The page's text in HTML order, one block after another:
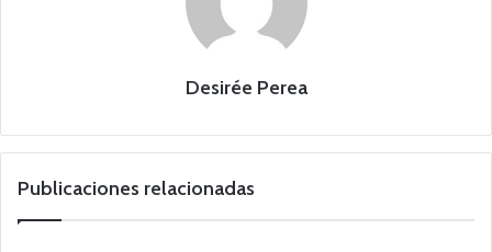
Desirée Perea
Publicaciones relacionadas